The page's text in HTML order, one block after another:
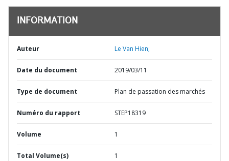
INFORMATION
Auteur Le Van Hien;
Date du document 2019/03/11
Type de document Plan de passation des marchés
Numéro du rapport STEP18319
Volume 1
Total Volume(s) 1